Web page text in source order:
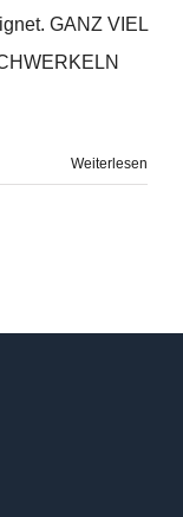
GANZ VIEL
Weiterlesen